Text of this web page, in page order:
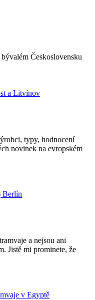
Československu
a Litvínov
typy, hodnocení
novinek na evropském
Berlín
a nejsou ani
Jistě mi prominete, že
v Egyptě